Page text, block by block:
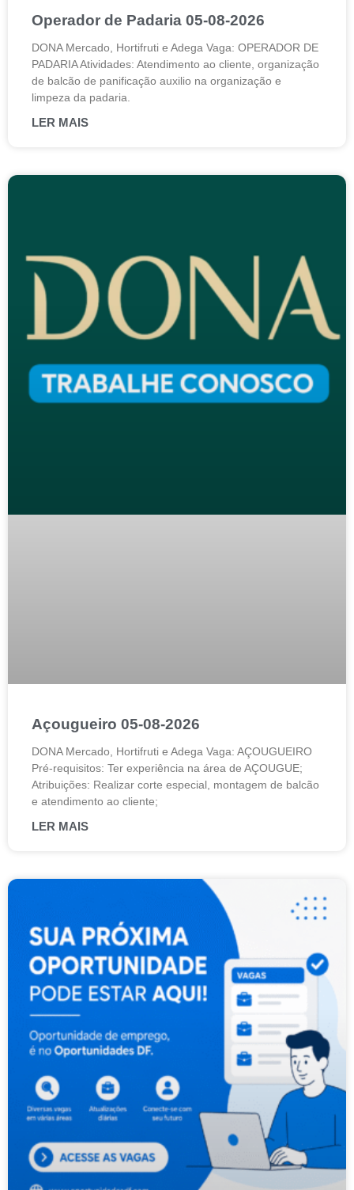
Operador de Padaria 05-08-2026
DONA Mercado, Hortifruti e Adega Vaga: OPERADOR DE
PADARIA Atividades: Atendimento ao cliente, organização
de balcão de panificação auxilio na organização e
limpeza da padaria.
LER MAIS
Açougueiro 05-08-2026
DONA Mercado, Hortifruti e Adega Vaga: AÇOUGUEIRO
Pré-requisitos: Ter experiência na área de AÇOUGUE;
Atribuições: Realizar corte especial, montagem de balcão
e atendimento ao cliente;
LER MAIS